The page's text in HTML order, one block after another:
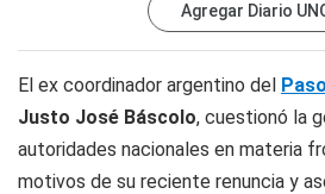
Agregar Diario
El ex coordinador argentino del
Justo José Báscolo, cuestionó la
autoridades nacionales en materia
motivos de su reciente renuncia y